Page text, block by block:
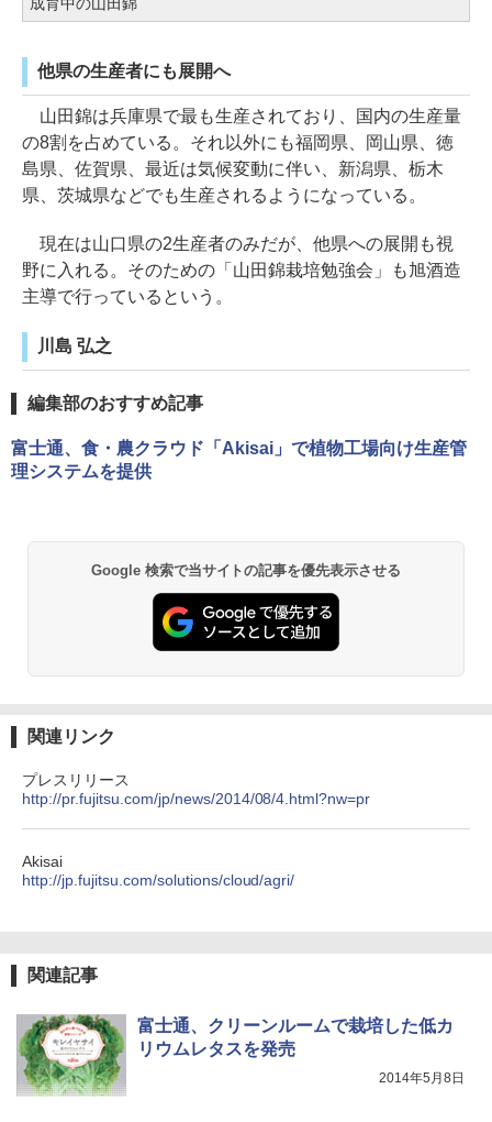
他県の生産者にも展開へ
山田錦は兵庫県で最も生産されており、国内の生産量
の8割を占めている。それ以外にも福岡県、岡山県、徳
島県、佐賀県、最近は気候変動に伴い、新潟県、栃木
県、茨城県などでも生産されるようになっている。
現在は山口県の2生産者のみだが、他県への展開も視
野に入れる。そのための「山田錦栽培勉強会」も旭酒造
主導で行っているという。
川島 弘之
編集部のおすすめ記事
富士通、食・農クラウド「Akisai」で植物工場向け生産管
理システムを提供
Google 検索で当サイトの記事を優先表示させる
関連リンク
プレスリリース
http://pr.fujitsu.com/jp/news/2014/08/4.html?nw=pr
Akisai
http://jp.fujitsu.com/solutions/cloud/agri/
関連記事
富士通、クリーンルームで栽培した低カ
リウムレタスを発売
2014年5月8日